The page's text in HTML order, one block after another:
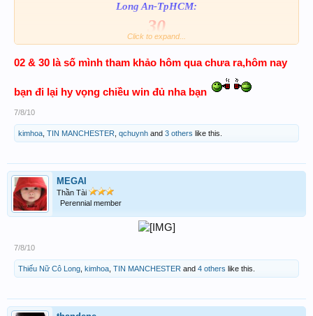
Long An-TpHCM:
30
Anh chị em tham khảo góp ý nhé!hihii
Hy vọng có tí coffee!
Click to expand...
02 & 30 là số mình tham khảo hôm qua chưa ra,hôm nay
bạn đi lại hy vọng chiều win đủ nha bạn
7/8/10
kimhoa TIN MANCHESTER qchuynh and 3 others like this.
MEGAI
Thần Tài
Perennial member
7/8/10
Thiếu Nữ Cô Long kimhoa TIN MANCHESTER and 4 others like this.